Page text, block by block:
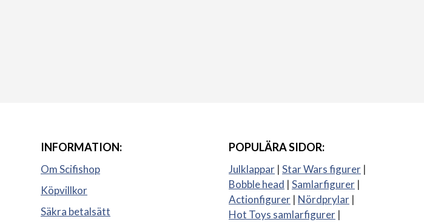
INFORMATION:
Om Scifishop
Köpvillkor
Säkra betalsätt
POPULÄRA SIDOR:
Julklappar | Star Wars figurer |
Bobble head | Samlarfigurer |
Actionfigurer | Nördprylar |
Hot Toys samlarfigurer |